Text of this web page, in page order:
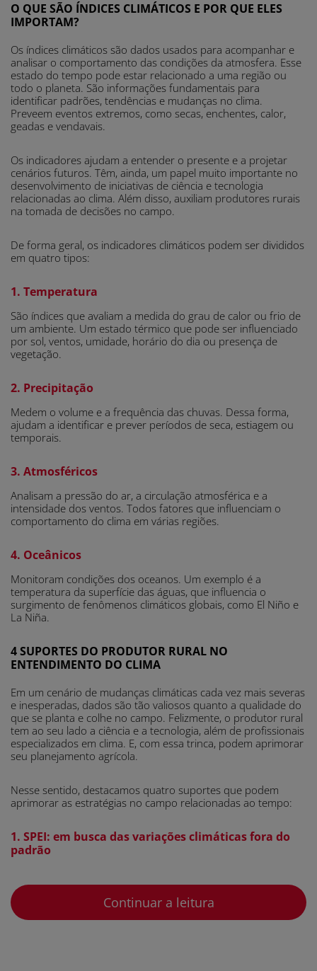
O QUE SÃO ÍNDICES CLIMÁTICOS E POR QUE ELES
IMPORTAM?
Os índices climáticos são dados usados para acompanhar e
analisar o comportamento das condições da atmosfera. Esse
estado do tempo pode estar relacionado a uma região ou
todo o planeta. São informações fundamentais para
identificar padrões, tendências e mudanças no clima.
Preveem eventos extremos, como secas, enchentes, calor,
geadas e vendavais.
Os indicadores ajudam a entender o presente e a projetar
cenários futuros. Têm, ainda, um papel muito importante no
desenvolvimento de iniciativas de ciência e tecnologia
relacionadas ao clima. Além disso, auxiliam produtores rurais
na tomada de decisões no campo.
De forma geral, os indicadores climáticos podem ser divididos
em quatro tipos:
1. Temperatura
São índices que avaliam a medida do grau de calor ou frio de
um ambiente. Um estado térmico que pode ser influenciado
por sol, ventos, umidade, horário do dia ou presença de
vegetação.
2. Precipitação
Medem o volume e a frequência das chuvas. Dessa forma,
ajudam a identificar e prever períodos de seca, estiagem ou
temporais.
3. Atmosféricos
Analisam a pressão do ar, a circulação atmosférica e a
intensidade dos ventos. Todos fatores que influenciam o
comportamento do clima em várias regiões.
4. Oceânicos
Monitoram condições dos oceanos. Um exemplo é a
temperatura da superfície das águas, que influencia o
surgimento de fenômenos climáticos globais, como El Niño e
La Niña.
4 SUPORTES DO PRODUTOR RURAL NO
ENTENDIMENTO DO CLIMA
Em um cenário de mudanças climáticas cada vez mais severas
e inesperadas, dados são tão valiosos quanto a qualidade do
que se planta e colhe no campo. Felizmente, o produtor rural
tem ao seu lado a ciência e a tecnologia, além de profissionais
especializados em clima. E, com essa trinca, podem aprimorar
seu planejamento agrícola.
Nesse sentido, destacamos quatro suportes que podem
aprimorar as estratégias no campo relacionadas ao tempo:
1. SPEI: em busca das variações climáticas fora do
padrão
Evapotranspiration Index. Na tradução para o português,
significa
Índice Padronizado de Precipitação e
Evapotranspiração. E o principal objetivo dessa moderna
Continuar a leitura